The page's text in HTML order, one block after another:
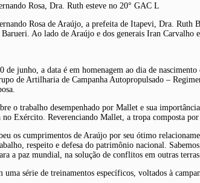
Rosa, Dra. Ruth esteve no 20° GAC L
Rosa de Araújo, a prefeita de Itapevi, Dra. Ruth
Ao lado de Araújo e dos generais Iran
de junho, a data é em homenagem ao dia de
de Artilharia de Campanha Autopropulsado –
o trabalho desempenhado por Mallet e sua
Exército. Reverenciando Mallet, a tropa composta
os cumprimentos de Araújo por seu ótimo
respeito e defesa do patrimônio nacional.
a paz mundial, na solução de conflitos em outras
série de treinamentos específicos, voltados à